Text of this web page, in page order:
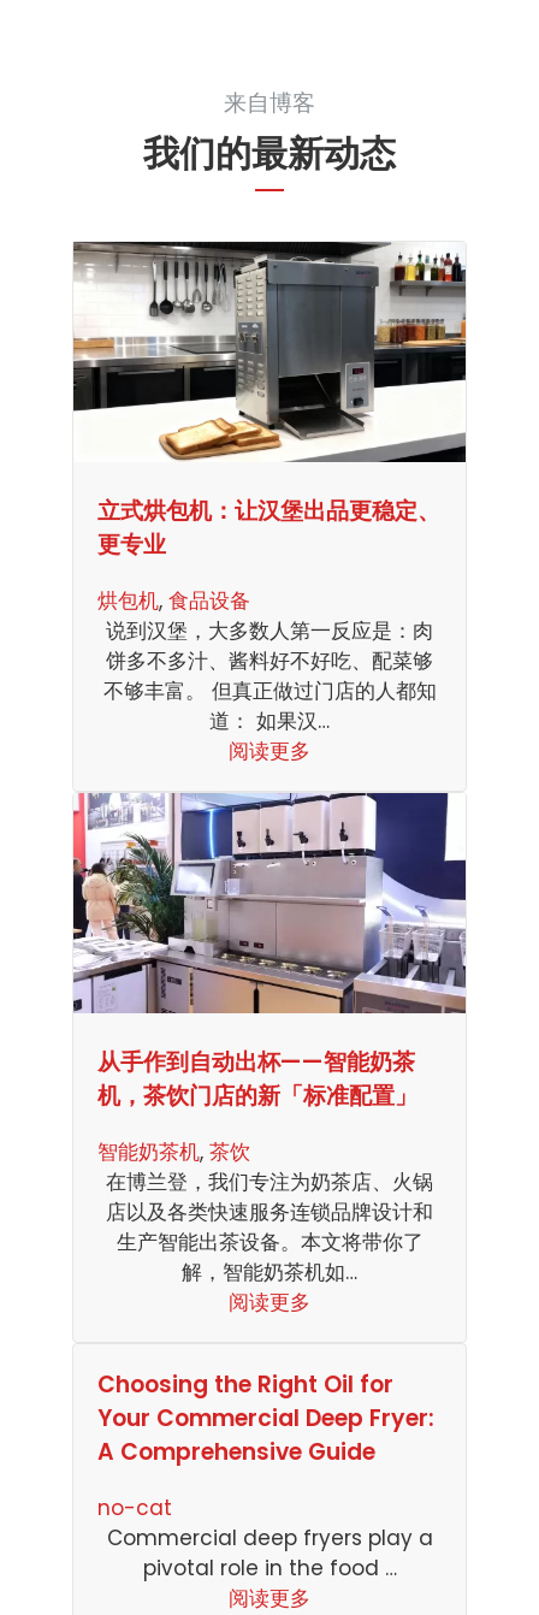
来自博客
我们的最新动态
立式烘包机：让汉堡出品更稳定、
更专业
烘包机, 食品设备
说到汉堡，大多数人第一反应是：肉
饼多不多汁、酱料好不好吃、配菜够
不够丰富。 但真正做过门店的人都知
道： 如果汉…
阅读更多
从手作到自动出杯——智能奶茶
机，茶饮门店的新「标准配置」
智能奶茶机, 茶饮
在博兰登，我们专注为奶茶店、火锅
店以及各类快速服务连锁品牌设计和
生产智能出茶设备。本文将带你了
解，智能奶茶机如…
阅读更多
Choosing the Right Oil for
Your Commercial Deep Fryer:
A Comprehensive Guide
no-cat
Commercial deep fryers play a
pivotal role in the food …
阅读更多